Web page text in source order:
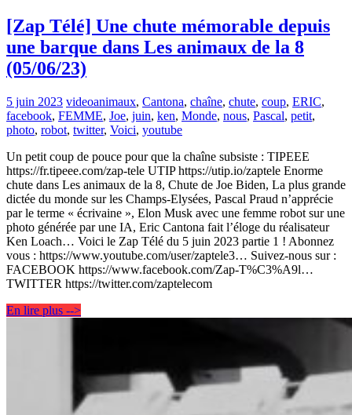
[Zap Télé] Une chute mémorable depuis
une barque dans Les animaux de la 8
(05/06/23)
5 juin 2023 videoanimaux, Cantona, chaîne, chute, coup, ERIC,
facebook, FEMME, Joe, juin, ken, Monde, nous, Pascal, petit,
photo, robot, twitter, Voici, youtube
Un petit coup de pouce pour que la chaîne subsiste : TIPEEE
https://fr.tipeee.com/zap-tele UTIP https://utip.io/zaptele Enorme
chute dans Les animaux de la 8, Chute de Joe Biden, La plus grande
dictée du monde sur les Champs-Elysées, Pascal Praud n’apprécie
par le terme « écrivaine », Elon Musk avec une femme robot sur une
photo générée par une IA, Eric Cantona fait l’éloge du réalisateur
Ken Loach… Voici le Zap Télé du 5 juin 2023 partie 1 ! Abonnez
vous : https://www.youtube.com/user/zaptele3… Suivez-nous sur :
FACEBOOK https://www.facebook.com/Zap-T%C3%A9l…
TWITTER https://twitter.com/zaptelecom
En lire plus -->